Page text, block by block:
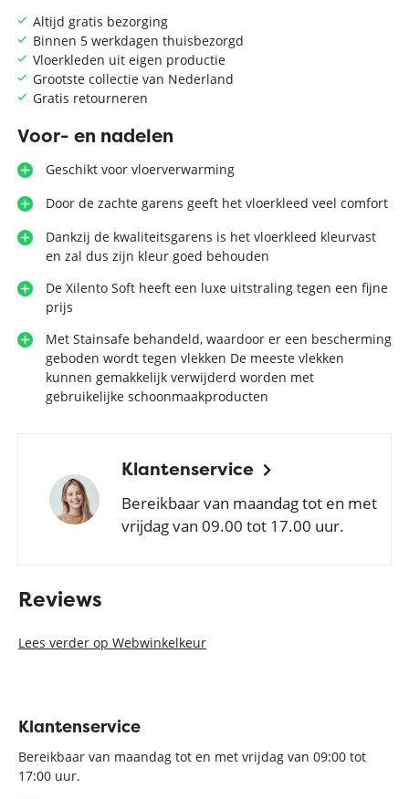
Altijd gratis bezorging
Binnen 5 werkdagen thuisbezorgd
Vloerkleden uit eigen productie
Grootste collectie van Nederland
Gratis retourneren
Voor- en nadelen
Geschikt voor vloerverwarming
Door de zachte garens geeft het vloerkleed veel comfort
Dankzij de kwaliteitsgarens is het vloerkleed kleurvast
en zal dus zijn kleur goed behouden
De Xilento Soft heeft een luxe uitstraling tegen een fijne
prijs
Met Stainsafe behandeld, waardoor er een bescherming
geboden wordt tegen vlekken De meeste vlekken
kunnen gemakkelijk verwijderd worden met
gebruikelijke schoonmaakproducten
Klantenservice
Bereikbaar van maandag tot en met
vrijdag van 09.00 tot 17.00 uur.
Reviews
Lees verder op Webwinkelkeur
Klantenservice
Bereikbaar van maandag tot en met vrijdag van 09:00 tot
17:00 uur.